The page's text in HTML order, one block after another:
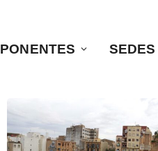
PONENTES SEDES